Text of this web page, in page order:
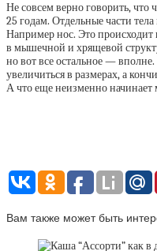
Не совсем верно говорить, что
25 годам. Отдельные части
Например нос. Это
в мышечной и хрящевой
но вот все остальное —
увеличиться в размерах, а
А что еще неизменно начинает
Вам также может быть